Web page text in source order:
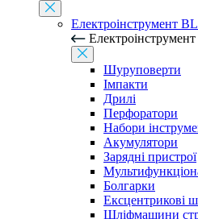
Електроінструмент
Шуруповерти
Імпакти
Дрилі
Перфоратори
Набори
Акумулятори
Зарядні пристрої
Болгарки
Ексцентрикові
Шліфмашини